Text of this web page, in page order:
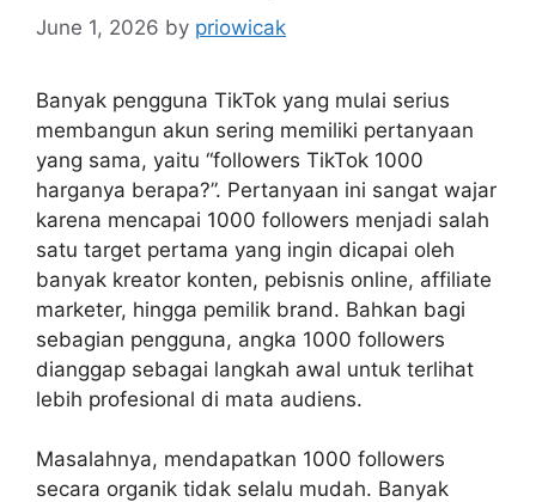
June 1, 2026 by priowicak
Banyak pengguna TikTok yang mulai serius
membangun akun sering memiliki pertanyaan
yang sama, yaitu “followers TikTok 1000
harganya berapa?”. Pertanyaan ini sangat wajar
karena mencapai 1000 followers menjadi salah
satu target pertama yang ingin dicapai oleh
banyak kreator konten, pebisnis online, affiliate
marketer, hingga pemilik brand. Bahkan bagi
sebagian pengguna, angka 1000 followers
dianggap sebagai langkah awal untuk terlihat
lebih profesional di mata audiens.
Masalahnya, mendapatkan 1000 followers
secara organik tidak selalu mudah. Banyak